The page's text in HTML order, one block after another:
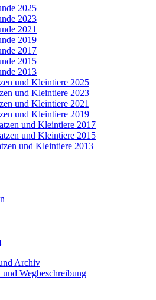
2025
2023
2021
2019
2017
2015
2013
und Kleintiere 2025
und Kleintiere 2023
und Kleintiere 2021
und Kleintiere 2019
und Kleintiere 2017
und Kleintiere 2015
und Kleintiere 2013
Archiv
Wegbeschreibung